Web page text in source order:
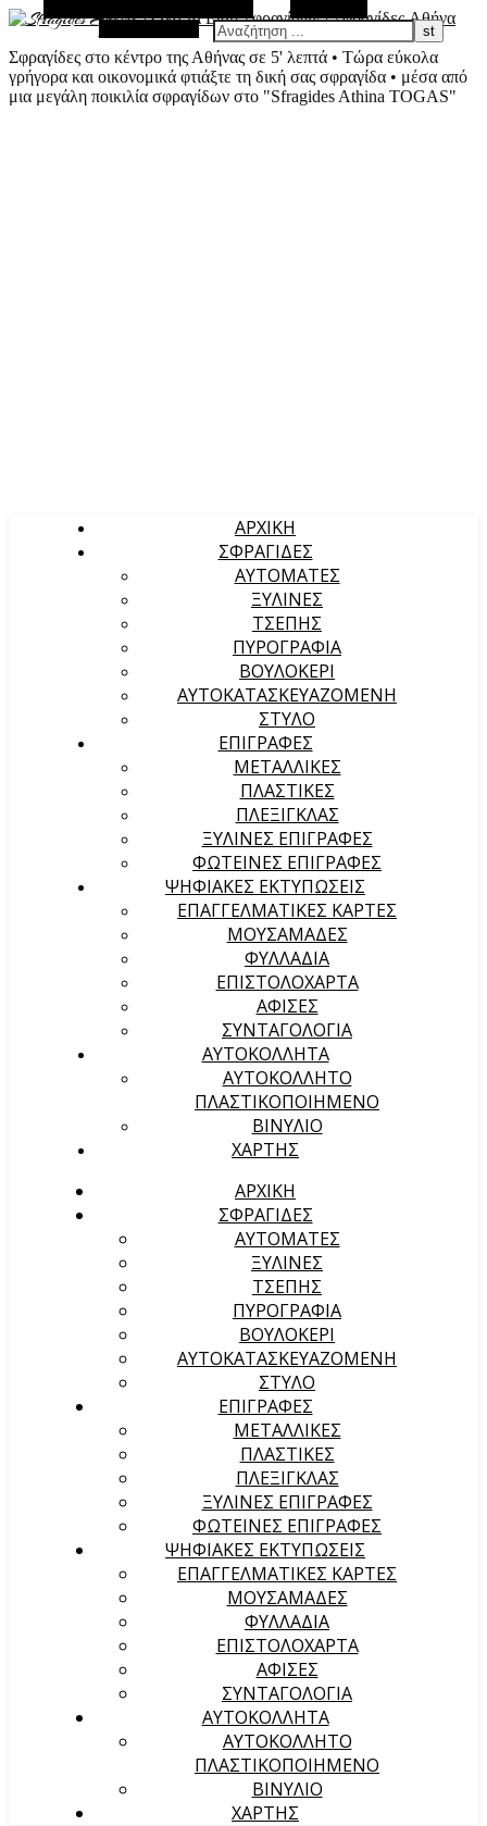
Σφραγίδες στο κέντρο της Αθήνας σε 5' λεπτά • Τώρα εύκολα
γρήγορα και οικονομικά φτιάξτε τη δική σας σφραγίδα • μέσα από
μια μεγάλη ποικιλία σφραγίδων στο "Sfragides Athina TOGAS"
Τυχαίο Άρθρο
Αναζήτηση
ΑΡΧΙΚΉ
ΣΦΡΑΓΙΔΕΣ
ΑΥΤΟΜΑΤΕΣ
ΞΥΛΙΝΕΣ
ΤΣΕΠΗΣ
ΠΥΡΟΓΡΑΦΙΑ
ΒΟΥΛΟΚΕΡΙ
ΑΥΤΟΚΑΤΑΣΚΕΥΑΖΟΜΕΝΗ
ΣΤΥΛΟ
ΕΠΙΓΡΑΦΕΣ
ΜΕΤΑΛΛΙΚΕΣ
ΠΛΑΣΤΙΚΕΣ
ΠΛΕΞΙΓΚΛΑΣ
ΞΥΛΙΝΕΣ ΕΠΙΓΡΑΦΕΣ
ΦΩΤΕΙΝΕΣ ΕΠΙΓΡΑΦΕΣ
ΨΗΦΙΑΚΕΣ ΕΚΤΥΠΩΣΕΙΣ
ΕΠΑΓΓΕΛΜΑΤΙΚΕΣ ΚΑΡΤΕΣ
ΜΟΥΣΑΜΑΔΕΣ
ΦΥΛΛΑΔΙΑ
ΕΠΙΣΤΟΛΟΧΑΡΤΑ
ΑΦΙΣΕΣ
ΣΥΝΤΑΓΟΛΟΓΙΑ
ΑΥΤΟΚΟΛΛΗΤΑ
ΑΥΤΟΚΟΛΛΗΤΟ
ΠΛΑΣΤΙΚΟΠΟΙΗΜΕΝΟ
ΒΙΝΥΛΙΟ
ΧΑΡΤΗΣ
ΑΡΧΙΚΉ
ΣΦΡΑΓΙΔΕΣ
ΑΥΤΟΜΑΤΕΣ
ΞΥΛΙΝΕΣ
ΤΣΕΠΗΣ
ΠΥΡΟΓΡΑΦΙΑ
ΒΟΥΛΟΚΕΡΙ
ΑΥΤΟΚΑΤΑΣΚΕΥΑΖΟΜΕΝΗ
ΣΤΥΛΟ
ΕΠΙΓΡΑΦΕΣ
ΜΕΤΑΛΛΙΚΕΣ
ΠΛΑΣΤΙΚΕΣ
ΠΛΕΞΙΓΚΛΑΣ
ΞΥΛΙΝΕΣ ΕΠΙΓΡΑΦΕΣ
ΦΩΤΕΙΝΕΣ ΕΠΙΓΡΑΦΕΣ
ΨΗΦΙΑΚΕΣ ΕΚΤΥΠΩΣΕΙΣ
ΕΠΑΓΓΕΛΜΑΤΙΚΕΣ ΚΑΡΤΕΣ
ΜΟΥΣΑΜΑΔΕΣ
ΦΥΛΛΑΔΙΑ
ΕΠΙΣΤΟΛΟΧΑΡΤΑ
ΑΦΙΣΕΣ
ΣΥΝΤΑΓΟΛΟΓΙΑ
ΑΥΤΟΚΟΛΛΗΤΑ
ΑΥΤΟΚΟΛΛΗΤΟ
ΠΛΑΣΤΙΚΟΠΟΙΗΜΕΝΟ
ΒΙΝΥΛΙΟ
ΧΑΡΤΗΣ